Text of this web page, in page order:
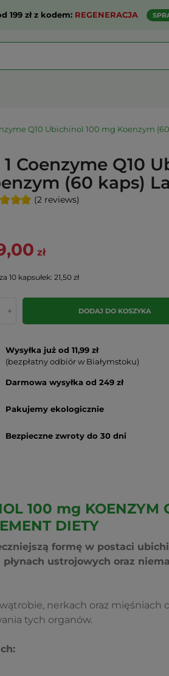
199 zł z kodem: REGENERACJA
Q10 Ubichinol 100 mg Koenzym
1 Coenzyme Q10
(60 kaps)
(2 reviews)
zł
10 kapsułek: 21,50 zł
+ DODAJ DO KOSZYKA
Wysyłka już od 11,99 zł
(bezpłatny odbiór w Białymstoku)
Darmowa wysyłka od 249 zł
Pakujemy ekologicznie
Bezpieczne zwroty do 30 dni
100 mg KOENZYM
DIETY
formę w postaci
ustrojowych oraz
nerkach oraz
tych organów.